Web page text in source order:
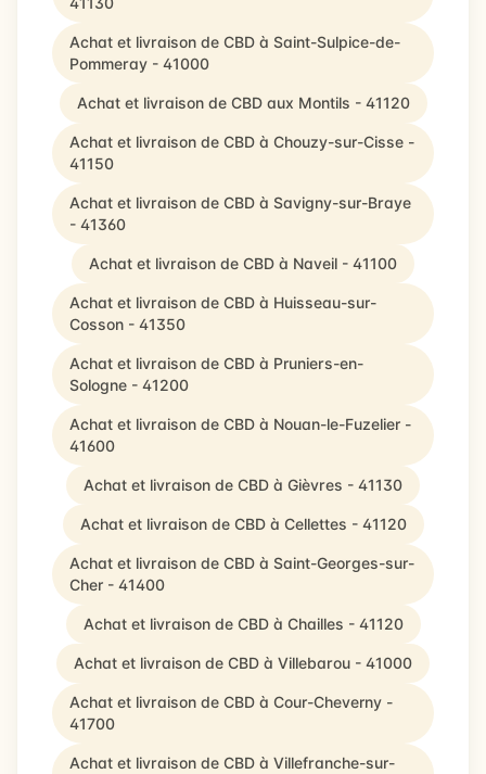
Achat et livraison de CBD à Saint-Sulpice-de-
Pommeray - 41000
Achat et livraison de CBD aux Montils - 41120
Achat et livraison de CBD à Chouzy-sur-Cisse -
41150
Achat et livraison de CBD à Savigny-sur-Braye
- 41360
Achat et livraison de CBD à Naveil - 41100
Achat et livraison de CBD à Huisseau-sur-
Cosson - 41350
Achat et livraison de CBD à Pruniers-en-
Sologne - 41200
Achat et livraison de CBD à Nouan-le-Fuzelier -
41600
Achat et livraison de CBD à Gièvres - 41130
Achat et livraison de CBD à Cellettes - 41120
Achat et livraison de CBD à Saint-Georges-sur-
Cher - 41400
Achat et livraison de CBD à Chailles - 41120
Achat et livraison de CBD à Villebarou - 41000
Achat et livraison de CBD à Cour-Cheverny -
41700
Achat et livraison de CBD à Villefranche-sur-